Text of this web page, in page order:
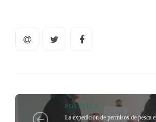
POLÍTICA
La expedición de permisos de pesca